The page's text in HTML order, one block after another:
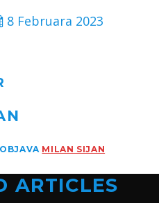
8 Februara 2023
MILAN SIJAN
ARTICLES